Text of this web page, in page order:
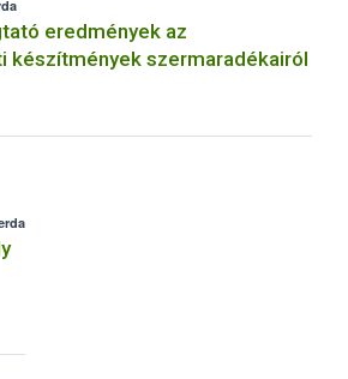
eredmények az
készítmények szermaradékairól